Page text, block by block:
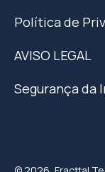
Política de
AVISO LEGAL
Segurança da